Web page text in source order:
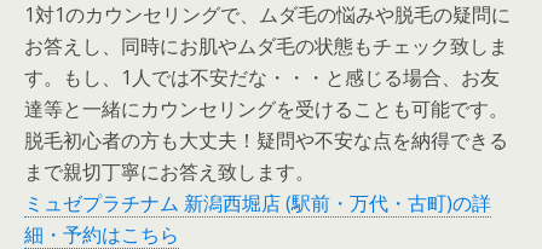
1対1のカウンセリングで、ムダ毛の悩みや脱毛の疑問に
お答えし、同時にお肌やムダ毛の状態もチェック致しま
す。もし、1人では不安だな・・・と感じる場合、お友
達等と一緒にカウンセリングを受けることも可能です。
脱毛初心者の方も大丈夫！疑問や不安な点を納得できる
まで親切丁寧にお答え致します。
ミュゼプラチナム 新潟西堀店 (駅前・万代・古町)の詳
細・予約はこちら